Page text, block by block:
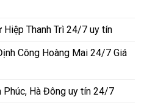
Hiệp Thanh Trì 24/7 uy tín
Công Hoàng Mai 24/7 Giá
Phúc, Hà Đông uy tín 24/7